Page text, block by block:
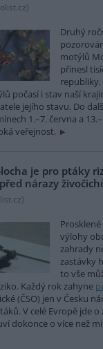
)
Druhý
motýlů
přinesl
republiky.
počasí i stav naší
jejího stavu. Do
1.–7. června a
veřejnost.
je pro ptáky
nárazy
)
výlohy
zahrady
zastávky
to vše
Každý rok zahyne
(ČSO) jen v Česku
V celé Evropě jde
dokonce o více než